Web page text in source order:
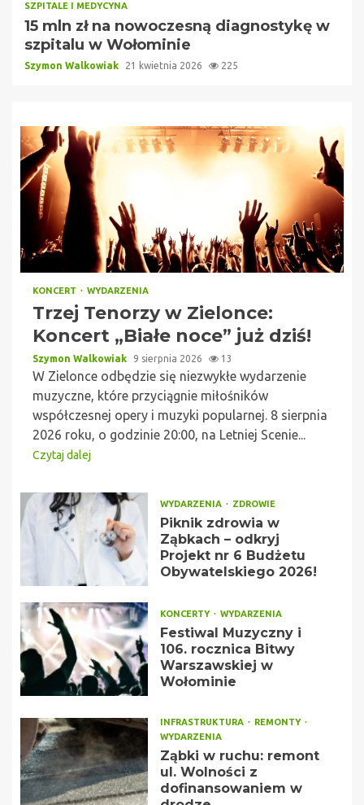
SZPITALE I MEDYCYNA
15 mln zł na nowoczesną diagnostykę w
szpitalu w Wołominie
Szymon Walkowiak 21 kwietnia 2026 225
KONCERT WYDARZENIA
Trzej Tenorzy w Zielonce:
Koncert „Białe noce” już dziś!
Szymon Walkowiak 9 sierpnia 2026 13
W Zielonce odbędzie się niezwykłe wydarzenie
muzyczne, które przyciągnie miłośników
współczesnej opery i muzyki popularnej. 8 sierpnia
2026 roku, o godzinie 20:00, na Letniej Scenie...
Czytaj dalej
WYDARZENIA ZDROWIE
Piknik zdrowia w
Ząbkach – odkryj
Projekt nr 6 Budżetu
Obywatelskiego 2026!
KONCERTY WYDARZENIA
Festiwal Muzyczny i
106. rocznica Bitwy
Warszawskiej w
Wołominie
INFRASTRUKTURA
REMONTY
WYDARZENIA
Ząbki w ruchu: remont
ul. Wolności z
dofinansowaniem w